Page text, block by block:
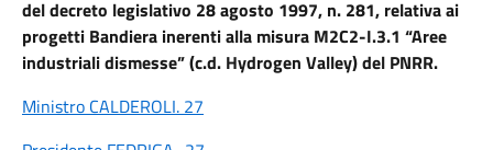
del decreto legislativo 28 agosto 1997, n. 281, relativa ai
progetti Bandiera inerenti alla misura M2C2-I.3.1 “Aree
industriali dismesse” (c.d. Hydrogen Valley) del PNRR.
Ministro CALDEROLI. 27